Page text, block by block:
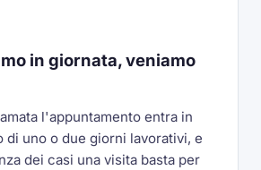
in giornata, veniamo
l'appuntamento entra in
di uno o due giorni lavorativi, e
dei casi una visita basta per